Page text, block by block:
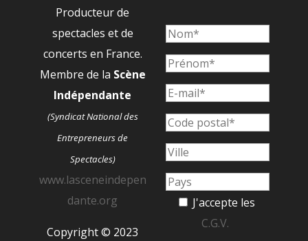
Producteur de
spectacles et de
concerts en France.
Membre de la Scène
Indépendante
(Syndicat National des
Entrepreneurs de
Spectacles)
www.lasceneindepen
dante.org
Copyright © 2023
J'accepte les
C.G.V.